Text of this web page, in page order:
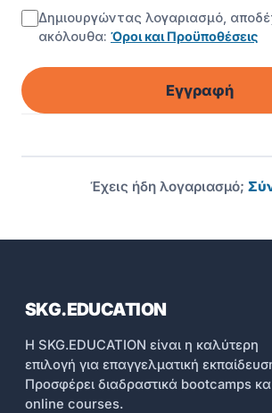
Δημιουργώντας λογαριασμό,
ακόλουθα: Όροι και Προϋποθέσεις
Εγγραφή
Έχεις ήδη λογαριασμό;
SKG.EDUCATION
Η SKG.EDUCATION είναι η καλύτερη
επιλογή για επαγγελματική
Προσφέρει διαδραστικά bootcamps
online courses.